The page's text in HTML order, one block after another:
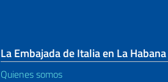
La Embajada de Italia en La Habana
Quienes somos